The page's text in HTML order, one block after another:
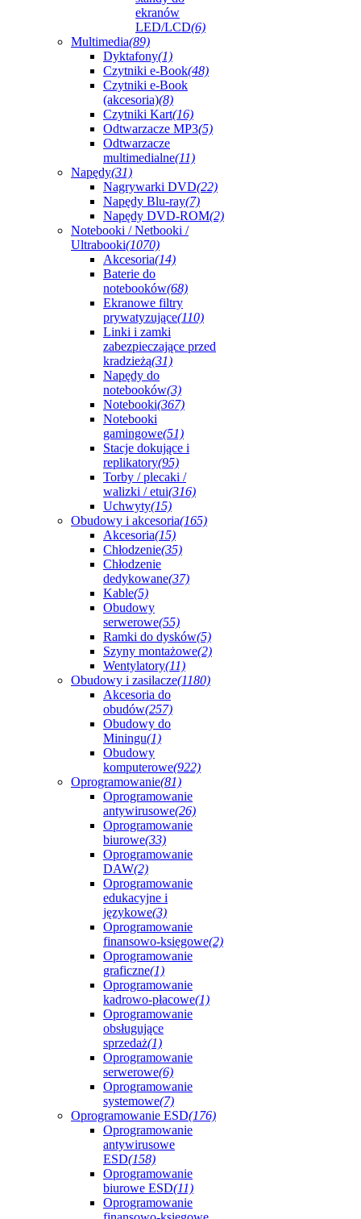
ekranów
LED/LCD(6)
Multimedia(89)
Dyktafony(1)
Czytniki e-Book(48)
Czytniki e-Book
(akcesoria)(8)
Czytniki Kart(16)
Odtwarzacze MP3(5)
Odtwarzacze
multimedialne(11)
Napędy(31)
Nagrywarki DVD(22)
Napędy Blu-ray(7)
Napędy DVD-ROM(2)
Notebooki / Netbooki /
Ultrabooki(1070)
Akcesoria(14)
Baterie do
notebooków(68)
Ekranowe filtry
prywatyzujące(110)
Linki i zamki
zabezpieczające przed
kradzieżą(31)
Napędy do
notebooków(3)
Notebooki(367)
Notebooki
gamingowe(51)
Stacje dokujące i
replikatory(95)
Torby / plecaki /
walizki / etui(316)
Uchwyty(15)
Obudowy i akcesoria(165)
Akcesoria(15)
Chłodzenie(35)
Chłodzenie
dedykowane(37)
Kable(5)
Obudowy
serwerowe(55)
Ramki do dysków(5)
Szyny montażowe(2)
Wentylatory(11)
Obudowy i zasilacze(1180)
Akcesoria do
obudów(257)
Obudowy do
Miningu(1)
Obudowy
komputerowe(922)
Oprogramowanie(81)
Oprogramowanie
antywirusowe(26)
Oprogramowanie
biurowe(33)
Oprogramowanie
DAW(2)
Oprogramowanie
edukacyjne i
językowe(3)
Oprogramowanie
finansowo-księgowe(2)
Oprogramowanie
graficzne(1)
Oprogramowanie
kadrowo-płacowe(1)
Oprogramowanie
obsługujące
sprzedaż(1)
Oprogramowanie
serwerowe(6)
Oprogramowanie
systemowe(7)
Oprogramowanie ESD(176)
Oprogramowanie
antywirusowe
ESD(158)
Oprogramowanie
biurowe ESD(11)
Oprogramowanie